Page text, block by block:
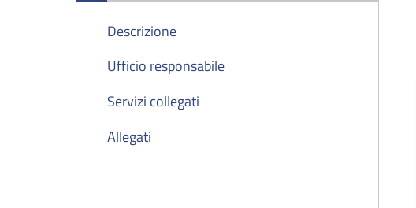
Descrizione
Ufficio responsabile
Servizi collegati
Allegati